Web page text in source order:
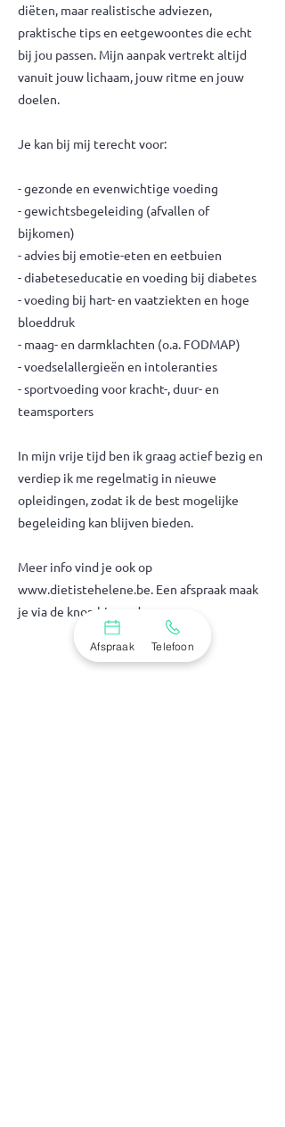
diëten, maar realistische adviezen,
praktische tips en eetgewoontes die echt
bij jou passen. Mijn aanpak vertrekt altijd
vanuit jouw lichaam, jouw ritme en jouw
doelen.
Je kan bij mij terecht voor:
- gezonde en evenwichtige voeding
- gewichtsbegeleiding (afvallen of
bijkomen)
- advies bij emotie-eten en eetbuien
- diabeteseducatie en voeding bij diabetes
- voeding bij hart- en vaatziekten en hoge
bloeddruk
- maag- en darmklachten (o.a. FODMAP)
- voedselallergieën en intoleranties
- sportvoeding voor kracht-, duur- en
teamsporters
In mijn vrije tijd ben ik graag actief bezig en
verdiep ik me regelmatig in nieuwe
opleidingen, zodat ik de best mogelijke
begeleiding kan blijven bieden.
Meer info vind je ook op
www.dietistehelene.be. Een afspraak maak
je via de knop hieronder.
Afspraak Telefoon